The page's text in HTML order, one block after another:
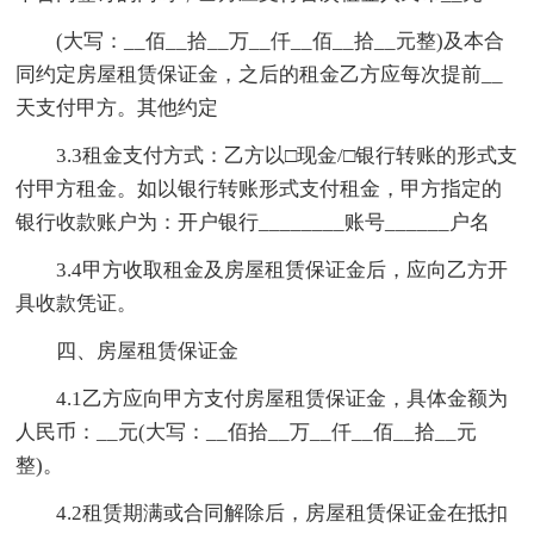
(大写：__佰__拾__万__仟__佰__拾__元整)及本合
同约定房屋租赁保证金，之后的租金乙方应每次提前__
天支付甲方。其他约定
3.3租金支付方式：乙方以□现金/□银行转账的形式支
付甲方租金。如以银行转账形式支付租金，甲方指定的
银行收款账户为：开户银行________账号______户名
3.4甲方收取租金及房屋租赁保证金后，应向乙方开
具收款凭证。
四、房屋租赁保证金
4.1乙方应向甲方支付房屋租赁保证金，具体金额为
人民币：__元(大写：__佰拾__万__仟__佰__拾__元
整)。
4.2租赁期满或合同解除后，房屋租赁保证金在抵扣